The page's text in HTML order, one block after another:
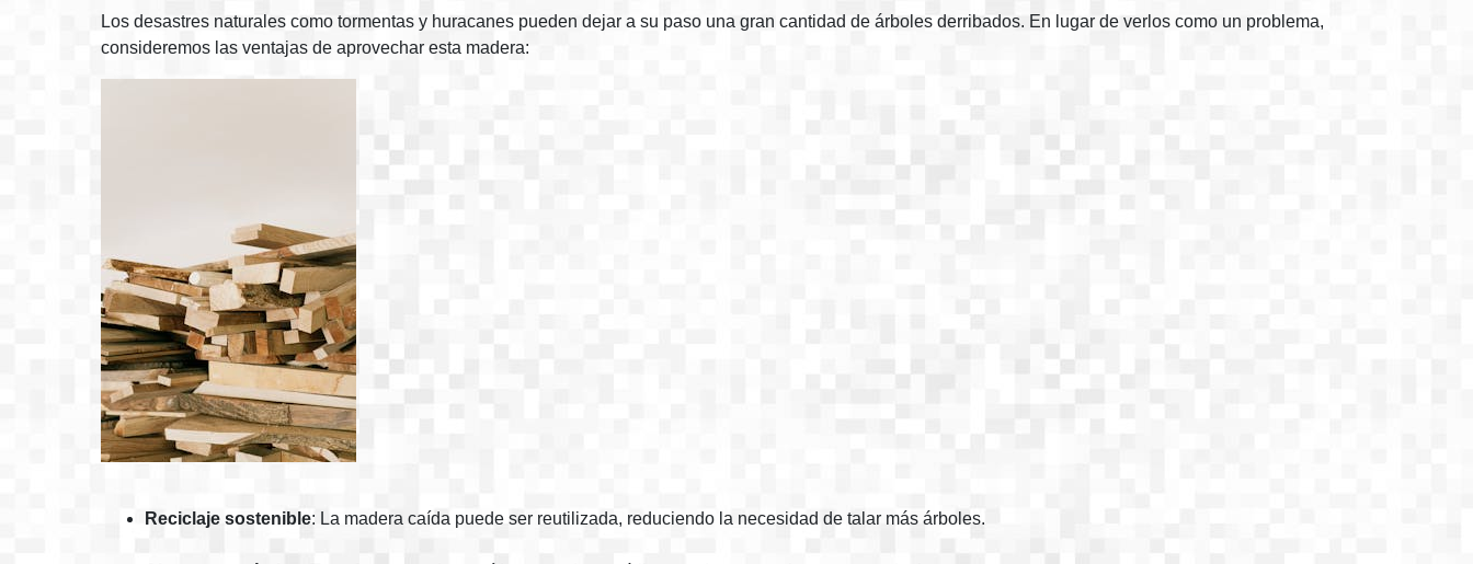
Los desastres naturales como tormentas y huracanes pueden dejar a su paso una gran cantidad de árboles derribados. En lugar de verlos como un problema,
consideremos las ventajas de aprovechar esta madera:
Reciclaje sostenible: La madera caída puede ser reutilizada, reduciendo la necesidad de talar más árboles.